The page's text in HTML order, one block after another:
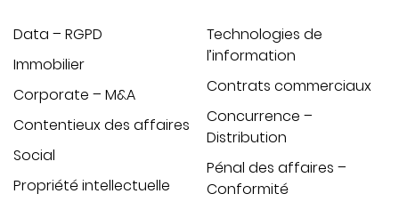
Data – RGPD
Immobilier
Corporate – M&A
Contentieux des affaires
Social
Propriété intellectuelle
Technologies de
l’information
Contrats commerciaux
Concurrence –
Distribution
Pénal des affaires –
Conformité